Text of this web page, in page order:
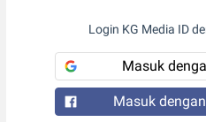
Login KG Media ID
Masuk
Masuk